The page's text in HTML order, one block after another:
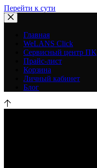
Перейти к сути
Главная
WeLANS Click
Сервисный центр ПК
Прайс-лист
Корзина
Личный кабинет
Блог